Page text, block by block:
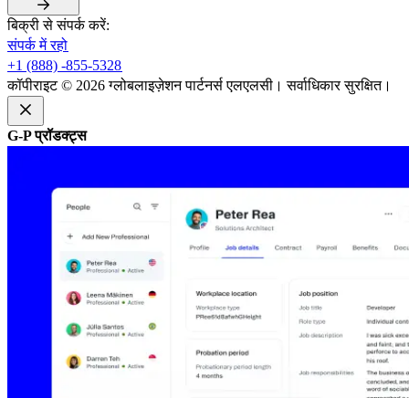
बिक्री से संपर्क करें:​​
संपर्क में रहो​​
+1 (888) -855-5328​​
कॉपीराइट © 2026 ग्लोबलाइज़ेशन पार्टनर्स एलएलसी। सर्वाधिकार सुरक्षित।​​
G-P प्रॉडक्ट्स​​